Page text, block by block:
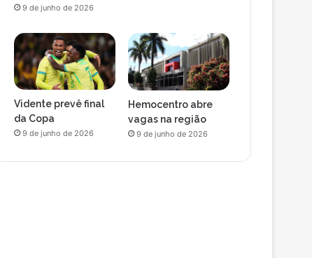
9 de junho de 2026
Vidente prevê final
da Copa
9 de junho de 2026
Hemocentro abre
vagas na região
9 de junho de 2026